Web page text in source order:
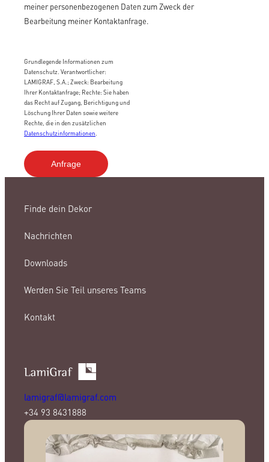
meiner personenbezogenen Daten zum Zweck der
Bearbeitung meiner Kontaktanfrage.
Grundlegende Informationen zum
Datenschutz. Verantwortlicher:
LAMIGRAF, S.A.; Zweck: Bearbeitung
Ihrer Kontaktanfrage; Rechte: Sie haben
das Recht auf Zugang, Berichtigung und
Löschung Ihrer Daten sowie weitere
Rechte, die in den zusätzlichen
Datenschutzinformationen
Finde dein Dekor
Nachrichten
Downloads
Werden Sie Teil unseres Teams
Kontakt
lamigraf@lamigraf.com
+34 93 8431888